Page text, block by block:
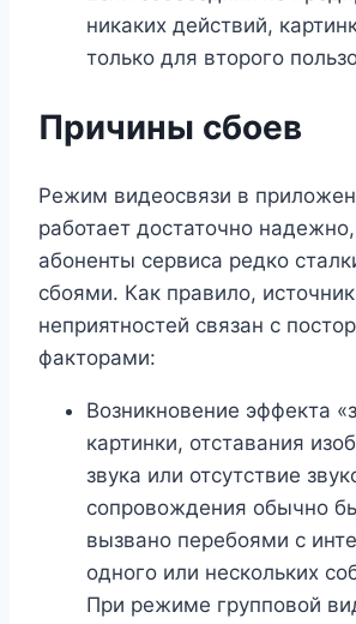
никаких действий,
только для второго
Причины сбоев
Режим видеосвязи в
работает достаточно
абоненты сервиса редко
сбоями. Как правило, источник
неприятностей связан с
факторами:
Возникновение эффекта
картинки, отставания
звука или отсутствие
сопровождения обычно
вызвано перебоями с
одного или нескольких
При режиме групповой